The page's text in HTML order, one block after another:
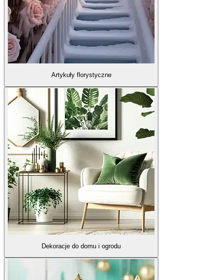
Artykuły florystyczne
Dekoracje do domu i ogrodu